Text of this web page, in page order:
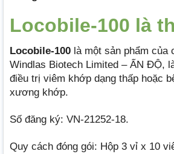
Locobile-100 là
Locobile-100 là một sản phẩm của
Windlas Biotech Limited – ẤN ĐỘ,
điều trị viêm khớp dạng thấp hoặc
xương khớp.
Số đăng ký: VN-21252-18.
Quy cách đóng gói: Hộp 3 vỉ x 10